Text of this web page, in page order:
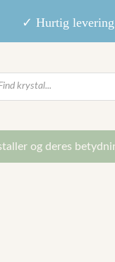
Hurtig levering
og deres